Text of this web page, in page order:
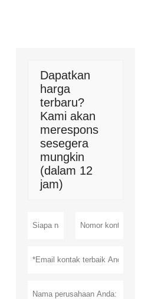
Dapatkan
harga
terbaru?
Kami akan
merespons
sesegera
mungkin
(dalam 12
jam)